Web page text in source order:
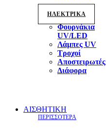
ΗΛΕΚΤΡΙΚΑ
Φουρνάκια
UV/LED
Λάμπες UV
Τροχοί
Αποστειρωτές
Διάφορα
ΑΙΣΘΗΤΙΚΗ
ΠΕΡΙΣΣΟΤΕΡΑ